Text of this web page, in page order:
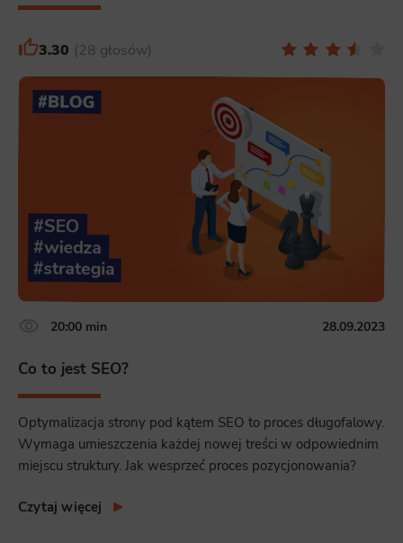
3.30 28 głosów
20:00 min 28.09.2023
Co to jest SEO?
Optymalizacja strony pod kątem SEO to proces długofalowy.
Wymaga umieszczenia każdej nowej treści w odpowiednim
miejscu struktury. Jak wesprzeć proces pozycjonowania?
Czytaj więcej